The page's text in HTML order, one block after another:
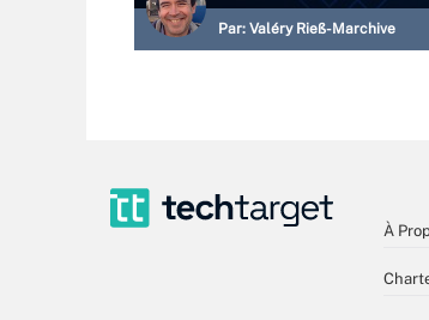
Par: Valéry Rieß-Marchive
À